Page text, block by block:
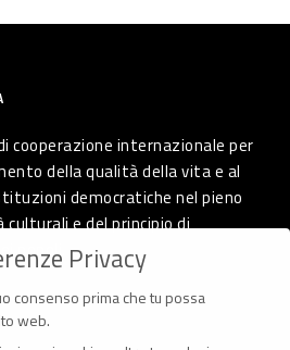
cooperazione internazionale per
della qualità della vita e al
democratiche nel pieno
e del principio di
popoli. Privacy
consenso prima che tu possa
web.